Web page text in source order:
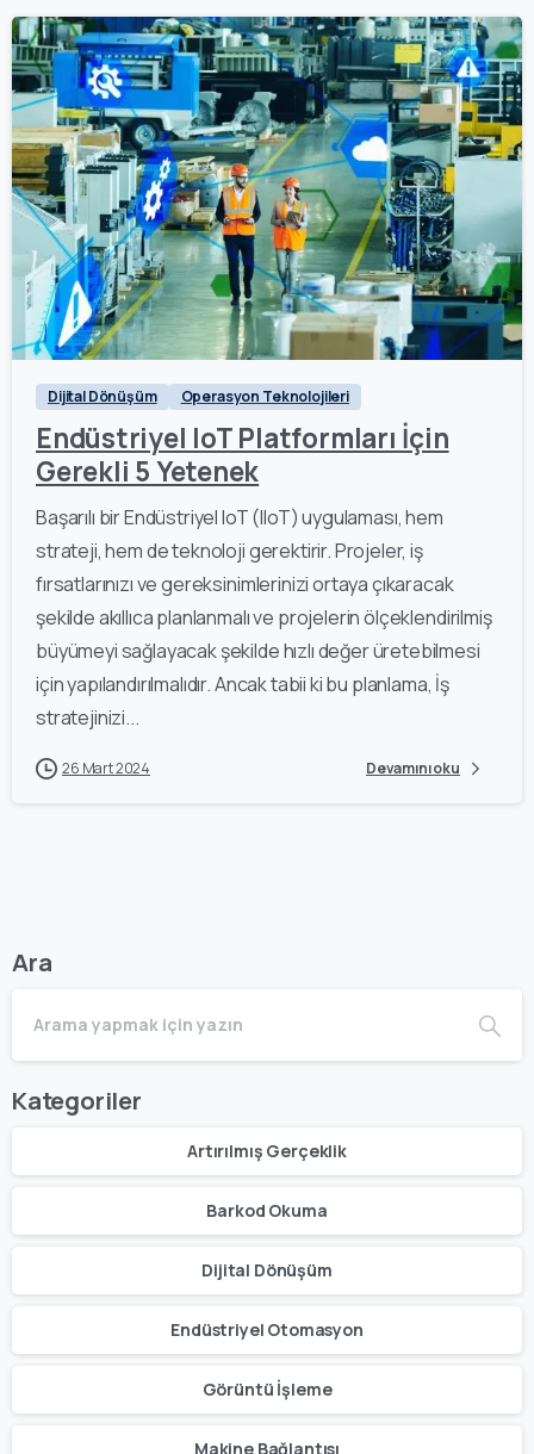
0
Dijital Dönüşüm Operasyon Teknolojileri
Endüstriyel IoT Platformları İçin
Gerekli 5 Yetenek
Başarılı bir Endüstriyel IoT (IIoT) uygulaması, hem
strateji, hem de teknoloji gerektirir. Projeler, iş
fırsatlarınızı ve gereksinimlerinizi ortaya çıkaracak
şekilde akıllıca planlanmalı ve projelerin ölçeklendirilmiş
büyümeyi sağlayacak şekilde hızlı değer üretebilmesi
için yapılandırılmalıdır. Ancak tabii ki bu planlama, İş
stratejinizi...
26 Mart 2024 Devamını oku
Ara
Kategoriler
Artırılmış Gerçeklik
Barkod Okuma
Dijital Dönüşüm
Endüstriyel Otomasyon
Görüntü İşleme
Makine Bağlantısı